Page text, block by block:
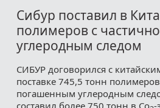
Пользовательское
Медиакит
Сибур поставил в
полимеров с
углеродным следом
СИБУР договорился с
поставке 745,5 тонн
погашенным углеродным
составил более 750 тонн в Со -